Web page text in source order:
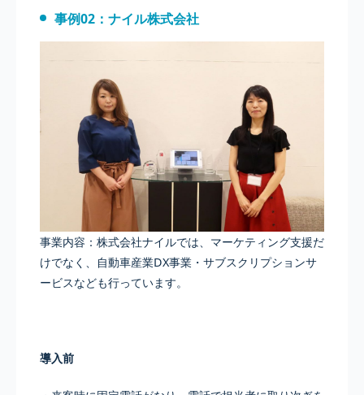
事例02：ナイル株式会社
事業内容：株式会社ナイルでは、マーケティング支援だ
けでなく、自動車産業DX事業・サブスクリプションサ
ービスなども行っています。
導入前